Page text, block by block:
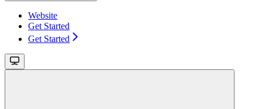
Website
Get Started
Get Started